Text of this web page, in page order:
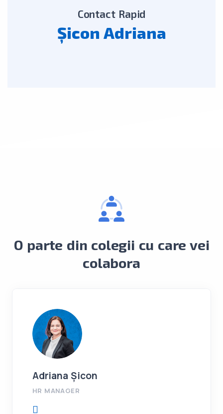
Contact Rapid
Șicon Adriana
Șicon Adriana
O parte din colegii cu care vei
colabora
Adriana Șicon
HR MANAGER